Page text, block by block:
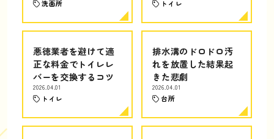
洗面所 トイレ
悪徳業者を避けて適
正な料金でトイレレ
バーを交換するコツ
2026.04.01
トイレ
排水溝のドロドロ汚
れを放置した結果起
きた悲劇
2026.04.01
台所